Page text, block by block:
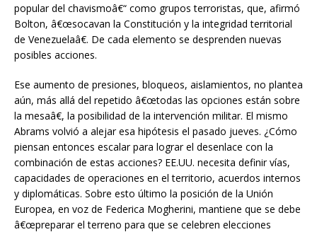
popular del chavismoâ€“ como grupos terroristas, que, afirmó
Bolton, â€œsocavan la Constitución y la integridad territorial
de Venezuelaâ€. De cada elemento se desprenden nuevas
posibles acciones.
Ese aumento de presiones, bloqueos, aislamientos, no plantea
aún, más allá del repetido â€œtodas las opciones están sobre
la mesaâ€, la posibilidad de la intervención militar. El mismo
Abrams volvió a alejar esa hipótesis el pasado jueves. ¿Cómo
piensan entonces escalar para lograr el desenlace con la
combinación de estas acciones? EE.UU. necesita definir vías,
capacidades de operaciones en el territorio, acuerdos internos
y diplomáticas. Sobre esto último la posición de la Unión
Europea, en voz de Federica Mogherini, mantiene que se debe
â€œpreparar el terreno para que se celebren elecciones